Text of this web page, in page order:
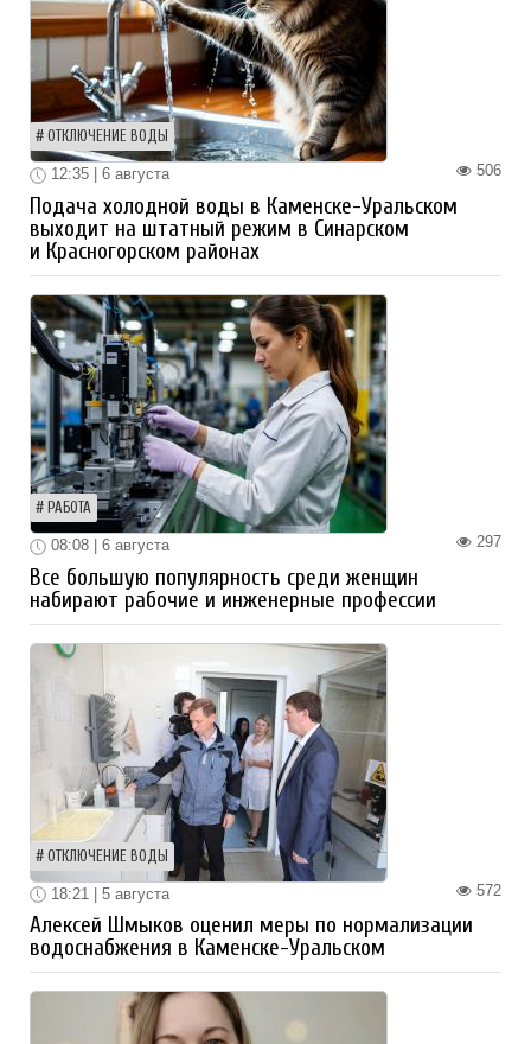
ОТКЛЮЧЕНИЕ ВОДЫ
506
12:35 | 6 августа
Подача холодной воды в Каменске-Уральском
выходит на штатный режим в Синарском
и Красногорском районах
РАБОТА
297
08:08 | 6 августа
Все большую популярность среди женщин
набирают рабочие и инженерные профессии
ОТКЛЮЧЕНИЕ ВОДЫ
572
18:21 | 5 августа
Алексей Шмыков оценил меры по нормализации
водоснабжения в Каменске-Уральском